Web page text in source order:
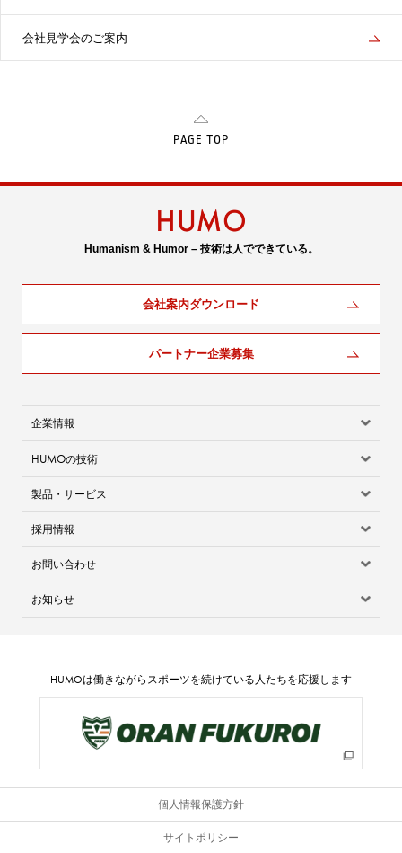
会社見学会のご案内
PAGE TOP
Humanism & Humor – 技術は人でできている。
会社案内ダウンロード
パートナー企業募集
企業情報
HUMOの技術
製品・サービス
採用情報
お問い合わせ
お知らせ
HUMOは働きながらスポーツを続けている人たちを応援します
個人情報保護方針
サイトポリシー